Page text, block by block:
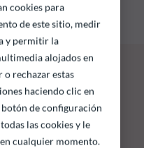
cookies para
de este sitio, medir
y permitir la
alojados en
rechazar estas
haciendo clic en
botón de configuración
las cookies y le
cualquier momento.